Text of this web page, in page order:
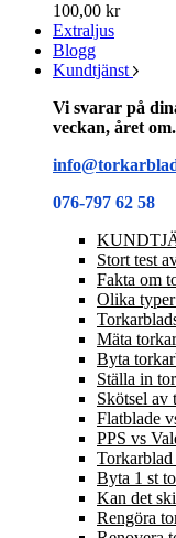
100,00 kr
Extraljus
Blogg
Kundtjänst
Vi svarar på
veckan, året
076-797 62 58
Stort test
Fakta om
Olika
Mäta
Byta
Ställa in
Skötsel av
Flatblade
PPS vs
Byta 1 st
Kan det
Rengöra